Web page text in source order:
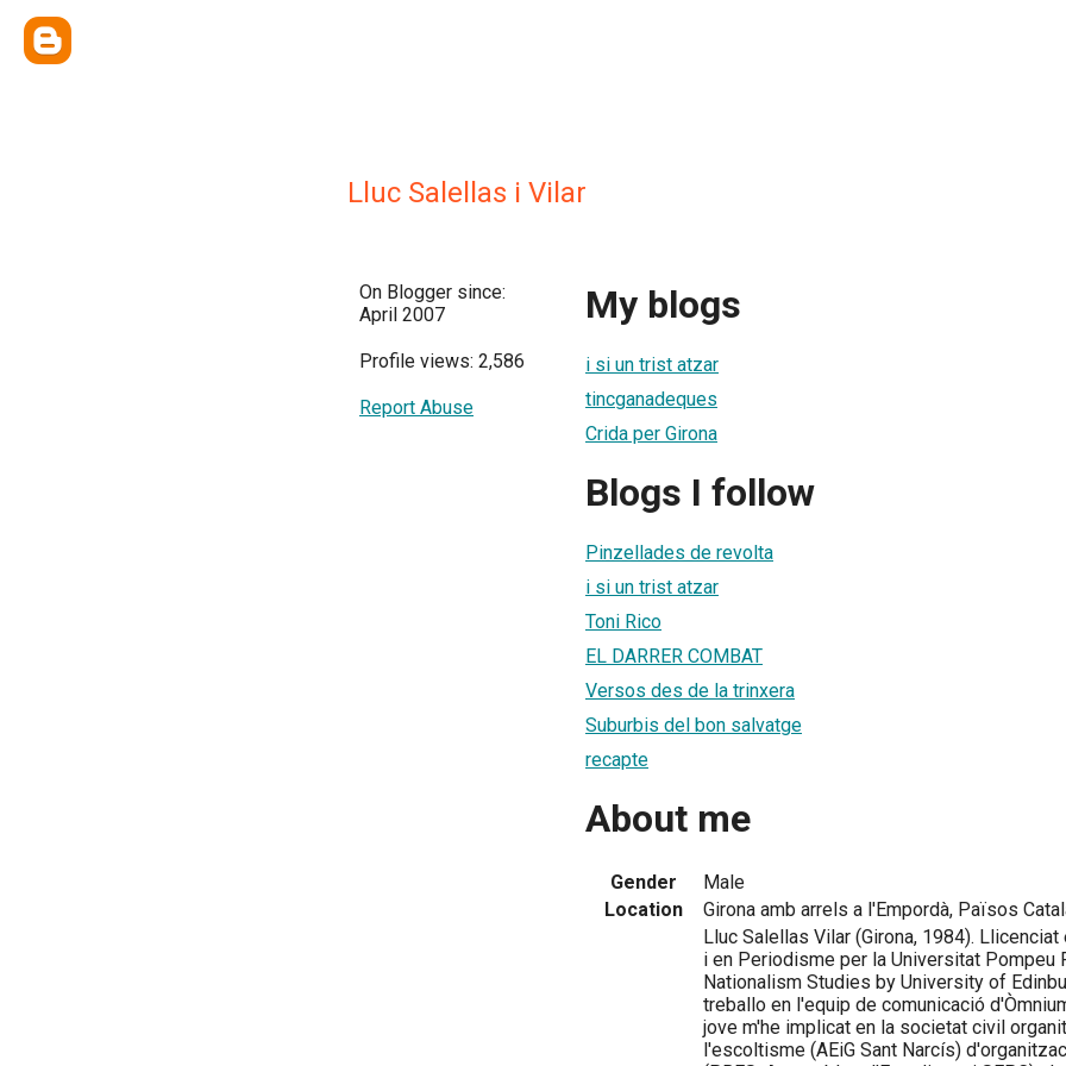
Lluc Salellas i Vilar
On Blogger since:
April 2007
Profile views: 2,586
Report Abuse
My blogs
i si un trist atzar
tincganadeques
Crida per Girona
Blogs I follow
Pinzellades de revolta
i si un trist atzar
Toni Rico
EL DARRER COMBAT
Versos des de la trinxera
Suburbis del bon salvatge
recapte
About me
Gender
Male
Location
Girona amb arrels a l'Empordà, Països
Lluc Salellas Vilar (Girona, 1984).
i en Periodisme per la Universitat Pompeu
Nationalism Studies by University of
treballo en l'equip de comunicació
jove m'he implicat en la societat civil
l'escoltisme (AEiG Sant Narcís)